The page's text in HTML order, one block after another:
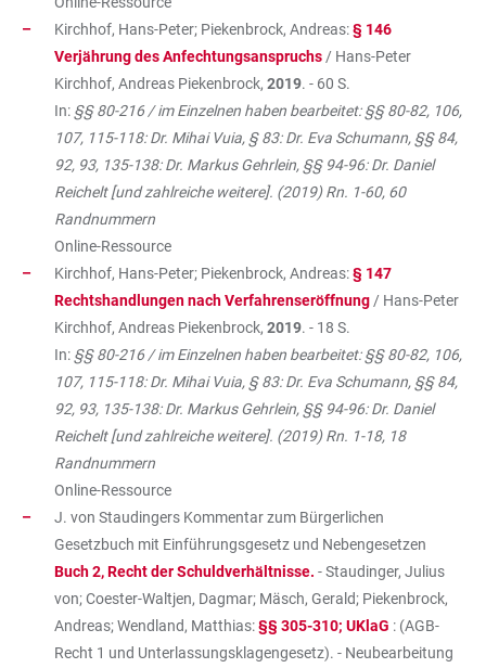
Kirchhof, Hans-Peter; Piekenbrock, Andreas:§ 146
Verjährung des Anfechtungsanspruchs / Hans-Peter
Kirchhof, Andreas Piekenbrock, 2019. - 60 S.
In: §§ 80-216 / im Einzelnen haben bearbeitet: §§ 80-82, 106,
107, 115-118: Dr. Mihai Vuia, § 83: Dr. Eva Schumann, §§ 84,
92, 93, 135-138: Dr. Markus Gehrlein, §§ 94-96: Dr. Daniel
Reichelt [und zahlreiche weitere]. (2019) Rn. 1-60, 60
Randnummern
Online-Ressource
Kirchhof, Hans-Peter; Piekenbrock, Andreas:§ 147
Rechtshandlungen nach Verfahrenseröffnung / Hans-Peter
Kirchhof, Andreas Piekenbrock, 2019. - 18 S.
In: §§ 80-216 / im Einzelnen haben bearbeitet: §§ 80-82, 106,
107, 115-118: Dr. Mihai Vuia, § 83: Dr. Eva Schumann, §§ 84,
92, 93, 135-138: Dr. Markus Gehrlein, §§ 94-96: Dr. Daniel
Reichelt [und zahlreiche weitere]. (2019) Rn. 1-18, 18
Randnummern
Online-Ressource
J. von Staudingers Kommentar zum Bürgerlichen
Gesetzbuch mit Einführungsgesetz und Nebengesetzen
Buch 2, Recht der Schuldverhältnisse. - Staudinger, Julius
von; Coester-Waltjen, Dagmar; Mäsch, Gerald; Piekenbrock,
Andreas; Wendland, Matthias:§§ 305-310; UKlaG : (AGB-
Recht 1 und Unterlassungsklagengesetz). - Neubearbeitung